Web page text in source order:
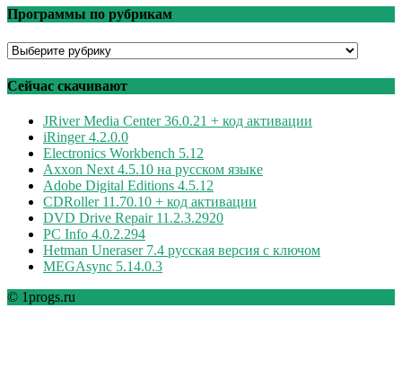
Программы по рубрикам
Программы
рубрикам
Сейчас скачивают
JRiver Media Center 36.0.21 + код активации
iRinger 4.2.0.0
Electronics Workbench 5.12
Axxon Next 4.5.10 на русском языке
Adobe Digital Editions 4.5.12
CDRoller 11.70.10 + код активации
DVD Drive Repair 11.2.3.2920
PC Info 4.0.2.294
Hetman Uneraser 7.4 русская версия с ключом
MEGAsync 5.14.0.3
© 1progs.ru